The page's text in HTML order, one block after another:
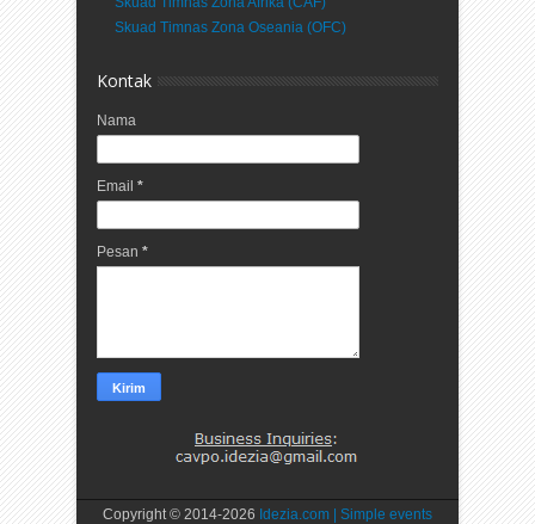
Skuad Timnas Zona Oseania (OFC)
Kontak
Nama
Email *
Pesan *
Copyright © 2014-2026 Idezia.com | Simple events